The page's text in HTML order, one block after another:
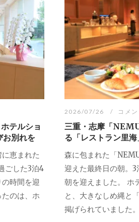
テルショ
お別れを
恵まれた
ごした3泊4
時間を迎
のは、ホ
2026/07/26 コメ
三重・志摩「
る「レストラン里
森に包まれた「
迎えた最終日の朝。
朝を迎えました。 ホ
と、大きなしめ縄と
掲げられていました